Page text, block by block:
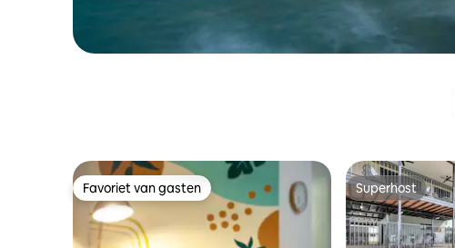
Favoriet van gasten
Favoriet van gasten Superhost
Superhost